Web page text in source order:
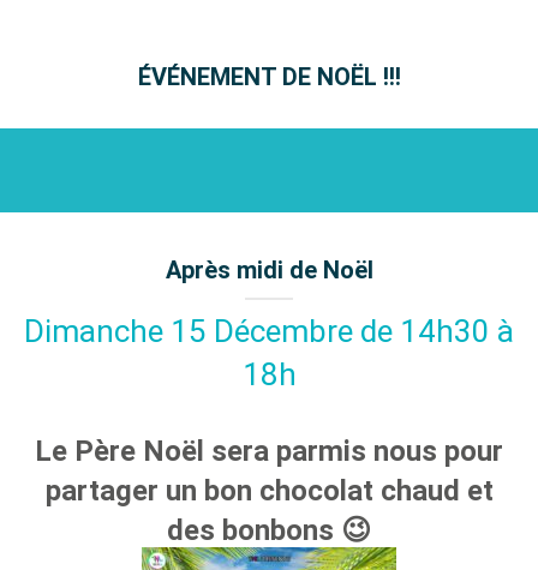
ÉVÉNEMENT DE NOËL !!!
Après midi de Noël
Dimanche 15 Décembre de 14h30 à
18h
Le Père Noël sera parmis nous pour
partager un bon chocolat chaud et
des bonbons 😉
Entrée libre !